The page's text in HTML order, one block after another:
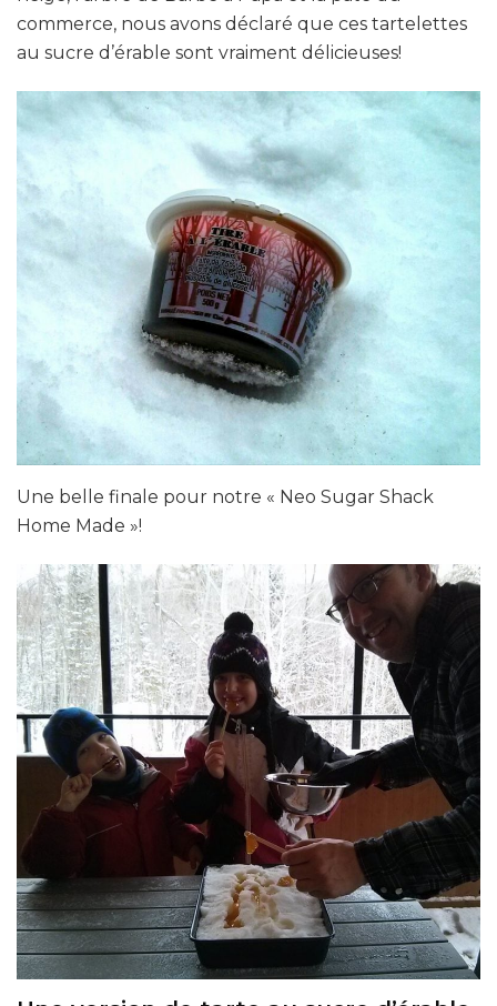
commerce, nous avons déclaré que ces tartelettes
au sucre d’érable sont vraiment délicieuses!
Une belle finale pour notre « Neo Sugar Shack
Home Made »!